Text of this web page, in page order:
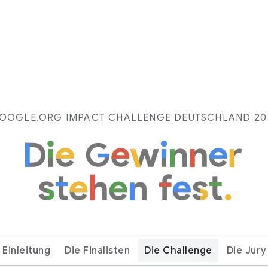
IMPACT CHALLENGE DEUTSCHLAND
Einleitung Die Finalisten Die Challenge Die Jury